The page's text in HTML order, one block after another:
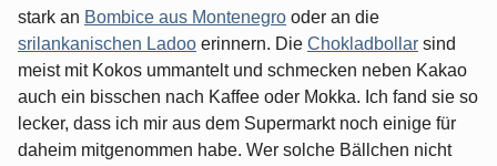
stark an Bombice aus Montenegro oder an die
srilankanischen Ladoo erinnern. Die Chokladbollar sind
meist mit Kokos ummantelt und schmecken neben Kakao
auch ein bisschen nach Kaffee oder Mokka. Ich fand sie so
lecker, dass ich mir aus dem Supermarkt noch einige für
daheim mitgenommen habe. Wer solche Bällchen nicht